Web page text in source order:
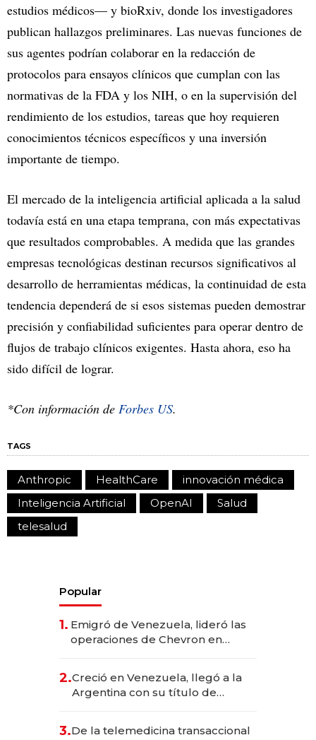
estudios médicos— y bioRxiv, donde los investigadores
publican hallazgos preliminares. Las nuevas funciones de
sus agentes podrían colaborar en la redacción de
protocolos para ensayos clínicos que cumplan con las
normativas de la FDA y los NIH, o en la supervisión del
rendimiento de los estudios, tareas que hoy requieren
conocimientos técnicos específicos y una inversión
importante de tiempo.
El mercado de la inteligencia artificial aplicada a la salud
todavía está en una etapa temprana, con más expectativas
que resultados comprobables. A medida que las grandes
empresas tecnológicas destinan recursos significativos al
desarrollo de herramientas médicas, la continuidad de esta
tendencia dependerá de si esos sistemas pueden demostrar
precisión y confiabilidad suficientes para operar dentro de
flujos de trabajo clínicos exigentes. Hasta ahora, eso ha
sido difícil de lograr.
*Con información de Forbes US.
TAGS
Anthropic HealthCare
innovación médica
Inteligencia Artificial
OpenAI
Salud
telesalud
Popular
1. Emigró de Venezuela, lideró las
operaciones de Chevron en
2.Creció en Venezuela, llegó a la
Argentina con su título de
las marcas "fast premium"
3.De la telemedicina transaccional